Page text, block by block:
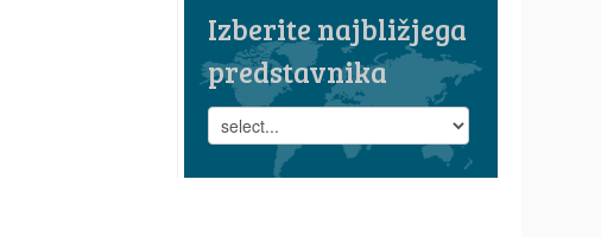
Izberite najbližjega
predstavnika